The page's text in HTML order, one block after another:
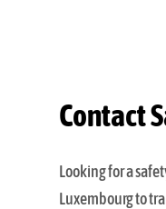
Contact
Looking for a
Luxembourg to